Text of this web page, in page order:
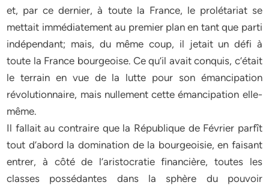
et, par ce dernier, à toute la France, le prolétariat se
mettait immédiatement au premier plan en tant que parti
indépendant; mais, du même coup, il jetait un défi à
toute la France bourgeoise. Ce qu’il avait conquis, c’était
le terrain en vue de la lutte pour son émancipation
révolutionnaire, mais nullement cette émancipation elle-
même.
Il fallait au contraire que la République de Février parfît
tout d’abord la domination de la bourgeoisie, en faisant
entrer, à côté de l’aristocratie financière, toutes les
classes possédantes dans la sphère du pouvoir